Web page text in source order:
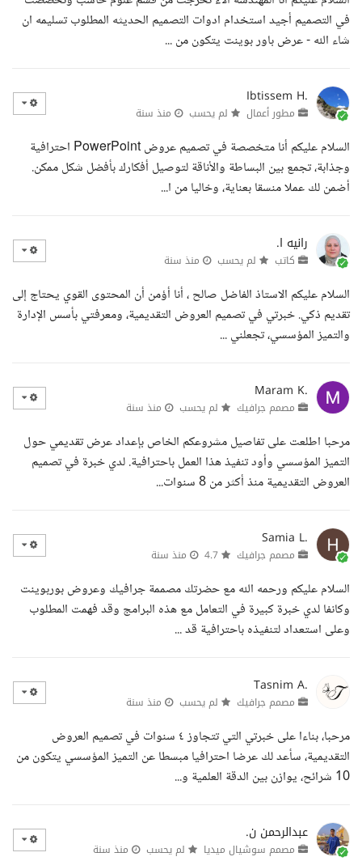
في التصميم أجيد استخدام ادوات التصميم الحديثه المطلوب تسليمه ان
شاء الله - عرض باور بوينت يتكون من ...
Ibtissem H.
مطور أعمال لم يحسب منذ سنة
السلام عليكم أنا متخصصة في تصميم عروض PowerPoint احترافية
وجذابة، تجمع بين البساطة والأناقة لتوصيل أفكارك بأفضل شكل ممكن.
أضمن لك عملا منسقا بعناية، وخاليا من ا...
رانيه ا.
كاتب لم يحسب منذ سنة
السلام عليكم الاستاذ الفاضل صالح ، أنا أؤمن أن المحتوى القوي يحتاج إلى
تقديم ذكي. خبرتي في تصميم العروض التقديمية، ومعرفتي بأسس الإدارة
والتميز المؤسسي، تجعلني ...
Maram K.
مصمم جرافيك لم يحسب منذ سنة
مرحبا اطلعت على تفاصيل مشروعكم الخاص بإعداد عرض تقديمي حول
التميز المؤسسي وأود تنفيذ هذا العمل باحترافية. لدي خبرة في تصميم
العروض التقديمية منذ أكثر من 8 سنوات...
Samia L.
مصمم جرافيك منذ سنة
السلام عليكم ورحمه الله مع حضرتك مصممة جرافيك وعروض بوربوينت
وكانفا لدي خبرة كبيرة في التعامل مع هذه البرامج وقد فهمت المطلوب
وعلى استعداد لتنفيذه باحترافية قد ...
Tasnim A.
مصمم جرافيك لم يحسب منذ سنة
مرحبا، بناءا على خبرتي التي تتجاوز ٤ سنوات في تصميم العروض
التقديمية، سأعد لك عرضا احترافيا مبسطا عن التميز المؤسسي يتكون من
10 شرائح، يوازن بين الدقة العلمية و...
عبدالرحمن ن.
مصمم سوشيال ميديا لم يحسب منذ سنة